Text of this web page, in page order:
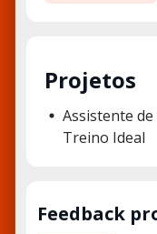
Projetos
Assistente
Treino Ideal
Feedback